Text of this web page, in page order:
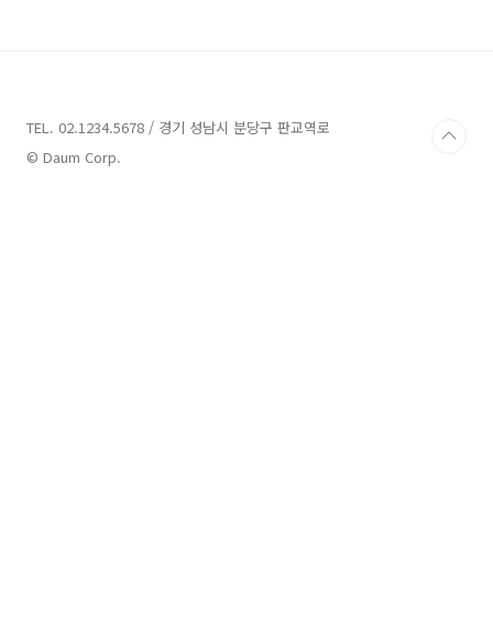
TEL. 02.1234.5678 / 경기 성남시 분당구 판교역로
© Daum Corp.